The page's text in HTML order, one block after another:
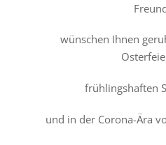
wünschen Ihnen
frühlingshaften
und in der Corona-Ära